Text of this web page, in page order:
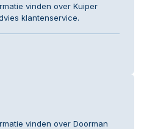
vinden over Kuiper
klantenservice.
vinden over Doorman